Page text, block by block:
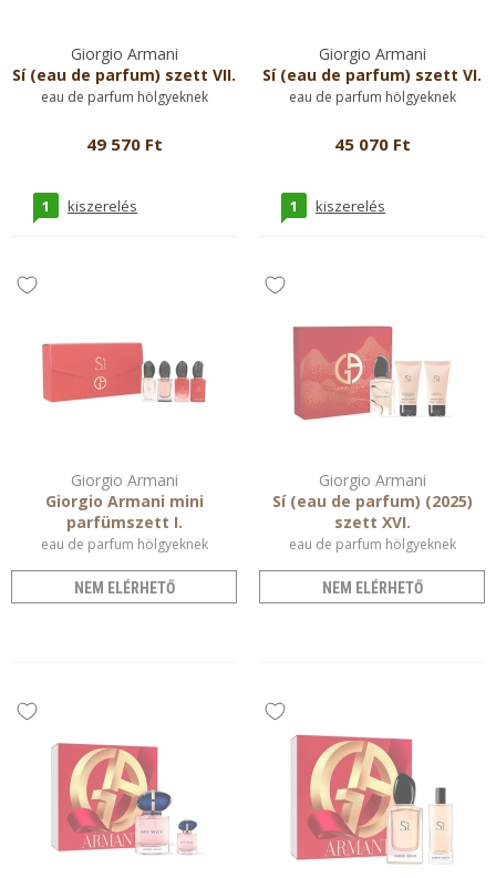
Giorgio Armani
Sí (eau de parfum) szett VII.
eau de parfum hölgyeknek
49 570 Ft
1 kiszerelés
Giorgio Armani
Sí (eau de parfum) szett VI.
eau de parfum hölgyeknek
45 070 Ft
1 kiszerelés
Giorgio Armani
Giorgio Armani mini
parfümszett I.
eau de parfum hölgyeknek
NEM ELÉRHETŐ
Giorgio Armani
Sí (eau de parfum) (2025)
szett XVI.
eau de parfum hölgyeknek
NEM ELÉRHETŐ